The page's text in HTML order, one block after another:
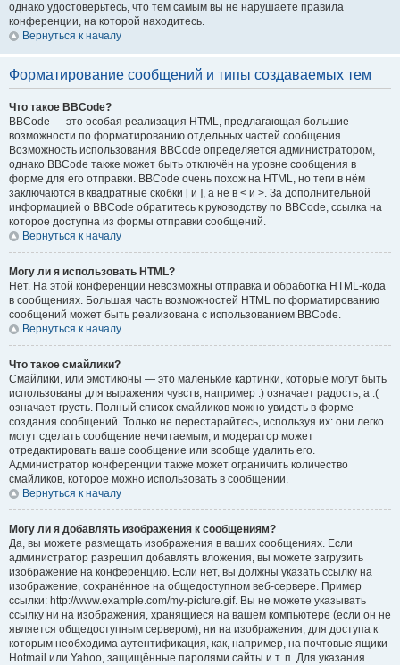
однако удостоверьтесь, что тем самым вы не нарушаете правила
конференции, на которой находитесь.
Вернуться к началу
Форматирование сообщений и типы создаваемых тем
Что такое BBCode?
BBCode — это особая реализация HTML, предлагающая большие
возможности по форматированию отдельных частей сообщения.
Возможность использования BBCode определяется администратором,
однако BBCode также может быть отключён на уровне сообщения в
форме для его отправки. BBCode очень похож на HTML, но теги в нём
заключаются в квадратные скобки [ и ], а не в < и >. За дополнительной
информацией о BBCode обратитесь к руководству по BBCode, ссылка на
которое доступна из формы отправки сообщений.
Вернуться к началу
Могу ли я использовать HTML?
Нет. На этой конференции невозможны отправка и обработка HTML-кода
в сообщениях. Большая часть возможностей HTML по форматированию
сообщений может быть реализована с использованием BBCode.
Вернуться к началу
Что такое смайлики?
Смайлики, или эмотиконы — это маленькие картинки, которые могут быть
использованы для выражения чувств, например :) означает радость, а :(
означает грусть. Полный список смайликов можно увидеть в форме
создания сообщений. Только не перестарайтесь, используя их: они легко
могут сделать сообщение нечитаемым, и модератор может
отредактировать ваше сообщение или вообще удалить его.
Администратор конференции также может ограничить количество
смайликов, которое можно использовать в сообщении.
Вернуться к началу
Могу ли я добавлять изображения к сообщениям?
Да, вы можете размещать изображения в ваших сообщениях. Если
администратор разрешил добавлять вложения, вы можете загрузить
изображение на конференцию. Если нет, вы должны указать ссылку на
изображение, сохранённое на общедоступном веб-сервере. Пример
ссылки: http://www.example.com/my-picture.gif. Вы не можете указывать
ссылку ни на изображения, хранящиеся на вашем компьютере (если он не
является общедоступным сервером), ни на изображения, для доступа к
которым необходима аутентификация, как, например, на почтовые ящики
Hotmail или Yahoo, защищённые паролями сайты и т. п. Для указания